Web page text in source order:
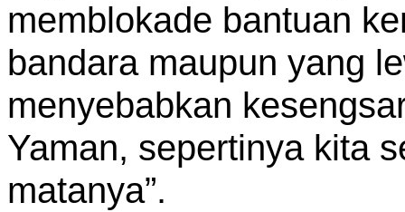
memblokade bantuan
bandara maupun yang
menyebabkan
Yaman, sepertinya kita
matanya”.